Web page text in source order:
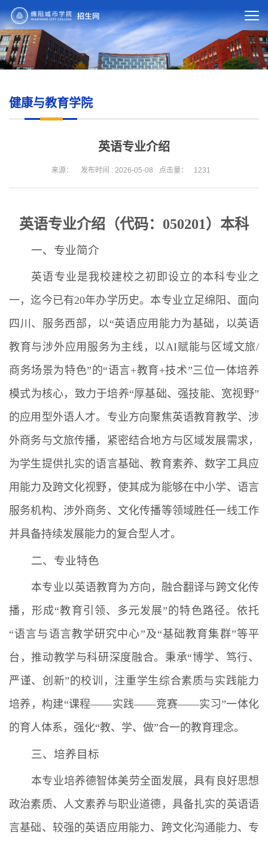
健康与教育学院
英语专业介绍
来源： 发布时间 : 2026-05-08 点击量： 1231
英语专业介绍（代码：050201）本科
一、专业简介
英语专业是我校建校之初即设立的本科专业之
一，迄今已有20年办学历史。本专业立足绵阳、面向
四川、服务西部，以“英语应用能力为基础，以英语
教育与涉外应用服务为主线，以AI赋能与区域文旅/
商务场景为特色”的“语言+教育+技术”三位一体培养
模式为核心，致力于培养“厚基础、强技能、宽视野”
的应用型外语人才。专业方向聚焦英语教育教学、涉
外商务与文旅传播，紧密结合地方与区域发展需求，
为学生提供扎实的语言基础、教育素养、数字工具应
用能力及跨文化视野，使其成为能够在中小学、语言
服务机构、涉外商务、文化传播等领域胜任一线工作
并具备持续发展能力的复合型人才。
二、专业特色
本专业以英语教育为方向，融合翻译与跨文化传
播，形成“教育引领、多元发展”的特色路径。依托
“语言与语言教学研究中心”及“基础教育集群”等平
台，推动教学与科研深度融合。秉承“博学、笃行、
严谨、创新”的校训，注重学生综合素质与实践能力
培养，构建“课程——实践——竞赛——实习”一体化
的育人体系，强化“教、学、做”合一的教育理念。
三、培养目标
本专业培养德智体美劳全面发展，具有良好思想
政治素质、人文素养与职业道德，具备扎实的英语语
言基础、较强的英语应用能力、跨文化沟通能力、专